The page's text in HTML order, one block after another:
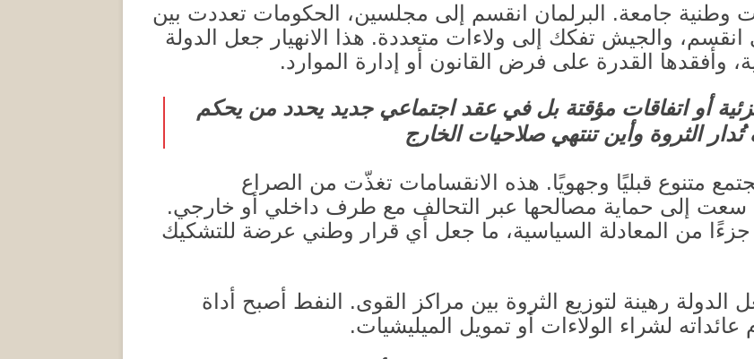
وطنية جامعة.
البرلمان انقسم إلى مجلسين، الحكومات تعددت بين
والجيش تفكك إلى ولاءات متعددة. هذا الانهيار جعل الدولة
وأفقدها القدرة على فرض القانون أو إدارة الموارد.
أو اتفاقات مؤقتة بل في عقد اجتماعي جديد يحدد من يحكم
الثروة وأين تنتهي صلاحيات الخارج
متنوع قبليًا وجهويًا. هذه الانقسامات تغذّت من الصراع
سعت إلى حماية مصالحها عبر التحالف مع طرف داخلي أو خارجي.
جزءًا من المعادلة السياسية، ما جعل أي قرار وطني عرضة للتشكيك
الدولة رهينة لتوزيع الثروة بين مراكز القوى.
النفط أصبح أداة
لشراء الولاءات أو تمويل الميليشيات.